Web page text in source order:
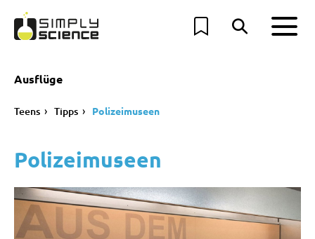
Ausflüge
Teens Tipps Polizeimuseen
Polizeimuseen